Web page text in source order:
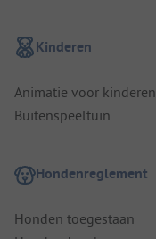
Kinderen
Animatie voor kinderen
Buitenspeeltuin
Hondenreglement
Honden toegestaan